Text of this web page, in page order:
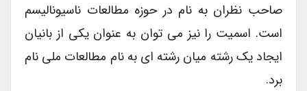
صاحب نظران به نام در حوزه مطالعات ناسیونالیسم
است. اسمیت را نیز می توان به عنوان یکی از بانیان
ایجاد یک رشته میان رشته ای به نام مطالعات ملی نام
برد.